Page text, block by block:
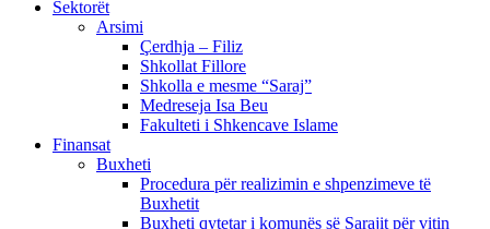
Sektorët
Arsimi
Çerdhja – Filiz
Shkollat Fillore
Shkolla e mesme “Saraj”
Medreseja Isa Beu
Fakulteti i Shkencave Islame
Finansat
Buxheti
Procedura për realizimin e shpenzimeve të
Buxhetit
Buxheti qytetar i komunës së Sarajit për vitin